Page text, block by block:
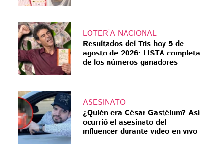
LOTERÍA NACIONAL
Resultados del Tris hoy 5 de
agosto de 2026: LISTA completa
de los números ganadores
ASESINATO
¿Quién era César Gastélum? Así
ocurrió el asesinato del
influencer durante video en vivo